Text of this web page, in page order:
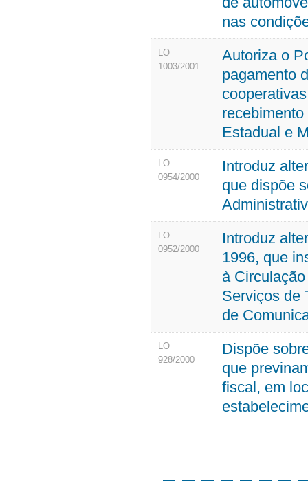
nas
LO
1003/2001
Autoriza o
pagamento
Estadual e
LO
0954/2000
Introduz
que dispõe
LO
0952/2000
Introduz
1996, que
à
Serviços de
de
LO
928/2000
Dispõe
que
fiscal, em